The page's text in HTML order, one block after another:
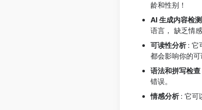
龄和性别！
AI 生成内容检测
语言， 缺乏情
可读性分析: 它
都会影响你的可
语法和拼写检查
错误。
情感分析: 它可